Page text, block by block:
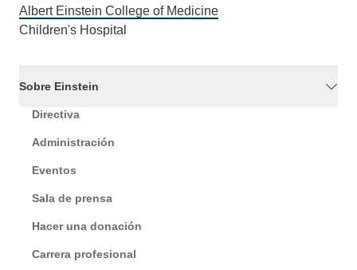
Albert Einstein College of Medicine
Children's Hospital
Sobre Einstein
Directiva
Administración
Eventos
Sala de prensa
Hacer una donación
Carrera profesional